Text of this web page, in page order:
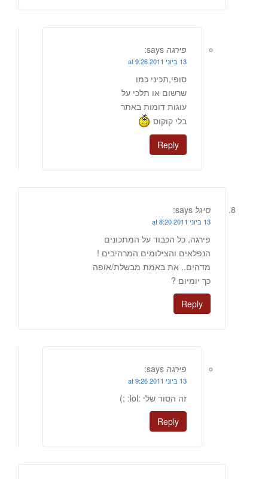
פירגה says:
13 ביוני 2011 at 9:26
סופי,תכיני כמו
שרשום או תלכי על
עוגות דומות באתר
בלי קוקוס
Reply
סיגל says:
13 ביוני 2011 at 8:20
פירגה, כל הכבוד על המתכונים
הנפלאים והצילומים המרהיבים !
מדהים.. את באמת מבשלת/אופה
כך יומיום ?
Reply
פירגה says:
13 ביוני 2011 at 9:26
זה הסוד שלי :lol: ;)
Reply